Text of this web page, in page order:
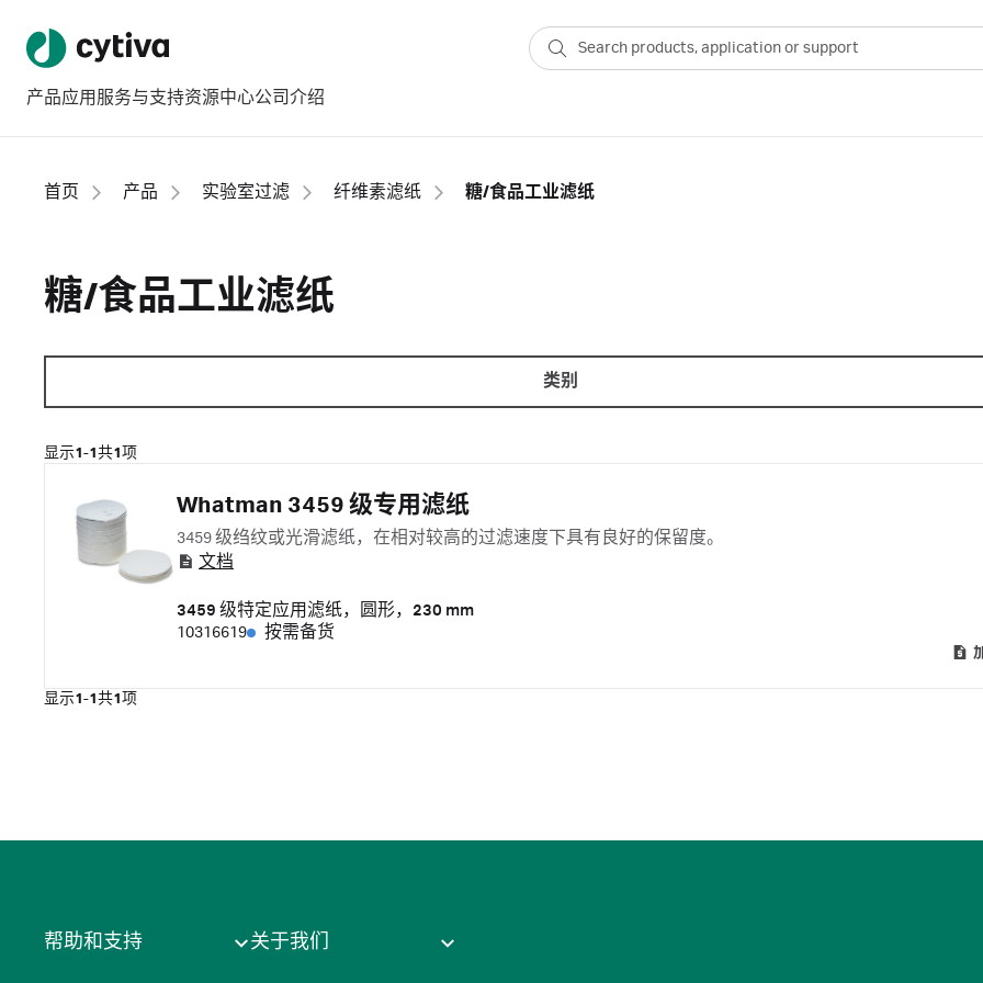
产品应用 服务与支持资源中心公司介绍
首页 产品 实验室过滤 纤维素滤纸 糖/食品工业滤纸
糖/食品工业滤纸
类别
显示1-1 共1 项
Whatman 3459 级专用滤纸
3459 级绉纹或光滑滤纸，在相对较高的过滤速度下具有良好的保留度。
文档
3459 级特定应用滤纸，圆形，230 mm
10316619
按需备货
显示1-1 共1 项
帮助和支持 关于我们